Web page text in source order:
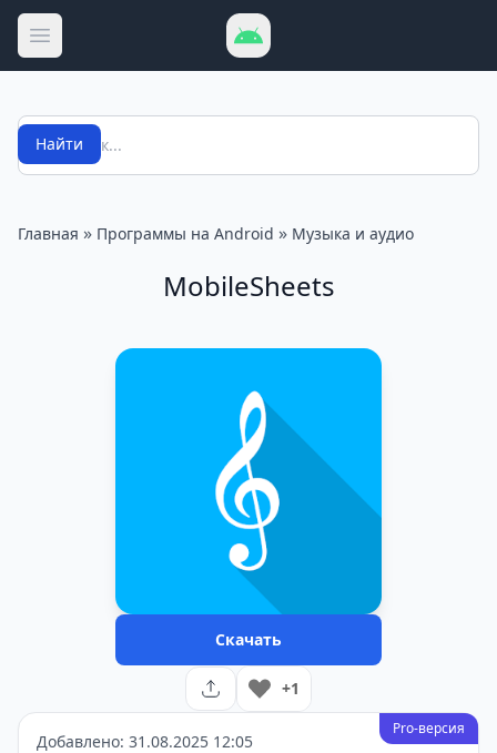
Открыть меню
Поиск
Найти
Главная » Программы на Android » Музыка и аудио
MobileSheets
Скачать
+1
Pro-версия
Добавлено: 31.08.2025 12:05